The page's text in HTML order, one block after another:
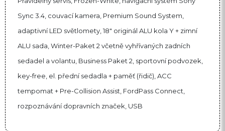
Sync 3.4, couvací kamera, Premium Sound System,
adaptivní LED světlomety, 18" originál ALU kola Y + zimní
ALU sada, Winter-Paket 2 včetně vyhřívaných zadních
sedadel a volantu, Business Paket 2, sportovní podvozek,
key-free, el. přední sedadla + paměť (řidič), ACC
tempomat + Pre-Collision Assist, FordPass Connect,
rozpoznávání dopravních značek, USB